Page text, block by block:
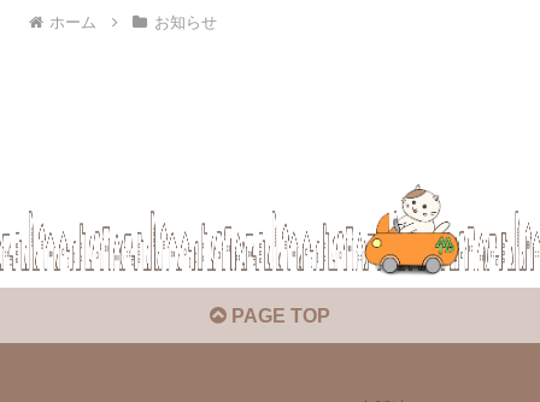
ホーム お知らせ
PAGE TOP